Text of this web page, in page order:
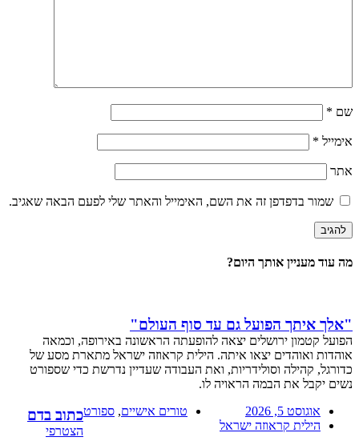
שם *
אימייל *
אתר
שמור בדפדפן זה את השם, האימייל והאתר שלי לפעם הבאה שאגיב.
מה עוד מעניין אותך היום?
"אלך איתך הפועל גם עד סוף העולם"
הפועל קטמון ירושלים יצאה להופעתה הראשונה באירופה, וכמאה
אוהדות ואוהדים יצאו איתה. הילית קראוזה ישראל מתארת מסע של
כדורגל, קהילה וסולידריות, ואת העבודה שעדיין נדרשת כדי שספורט
נשים יקבל את הבמה הראויה לו.
אוגוסט 5, 2026
הילית קראוזה ישראל
טורים אישיים, ספורטכתוב בדם
הצטרפי